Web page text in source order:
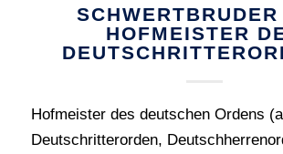
SCHWERTBRUDER
HOFMEISTER
Hofmeister des deutschen Ordens
Deutschritterorden,